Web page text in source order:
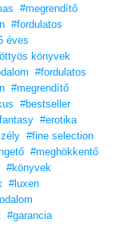
volt!
feszültséget!
most tényleg
csak lehet.
a könyvet!”
fog.
#megrendítő
#fordulatos
éves
könyvek
#fordulatos
#megrendítő
#bestseller
#erotika
#fine selection
#meghökkentő
#könyvek
#luxen
#garancia